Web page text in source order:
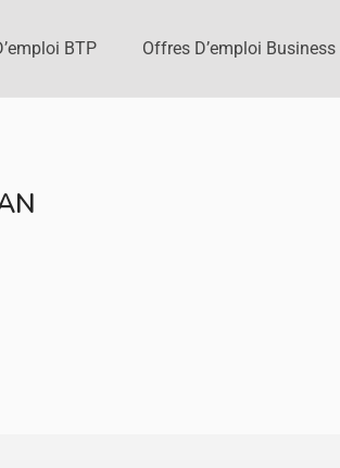
BTP Offres D’emploi Business